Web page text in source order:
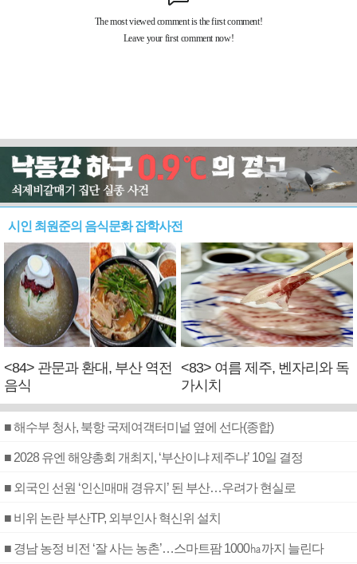
시인 최원준의 음식문화 잡학사전
<84> 관문과 환대, 부산 역전
음식
<83> 여름 제주, 벤자리와 독
가시치
■ 해수부 청사, 북항 국제여객터미널 옆에 선다(종합)
■ 2028 유엔 해양총회 개최지, ‘부산이냐 제주냐’ 10일 결정
■ 외국인 선원 ‘인신매매 경유지’ 된 부산…우려가 현실로
■ 비위 논란 부산TP, 외부인사 혁신위 설치
■ 경남 농정 비전 ‘잘 사는 농촌’…스마트팜 1000㏊까지 늘린다